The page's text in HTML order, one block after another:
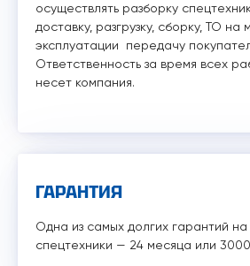
осуществлять разборку
доставку, разгрузку, сборку, ТО на
эксплуатации передачу
Ответственность за время всех
несет компания.
ГАРАНТИЯ
Одна из самых долгих гарантий на
спецтехники — 24 месяца или